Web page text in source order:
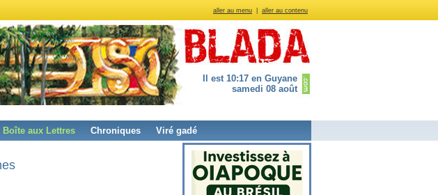
aller au menu aller au contenu
Il est 10:17 en Guyane
samedi 08 août
Boîte aux Lettres Chroniques Viré gadé